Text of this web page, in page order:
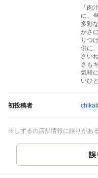
「肉
に、
多彩
かさ
りつ
供に
さい
さも
気軽
いひ
初投稿者
※しずるの店舗情報に誤りがあ
誤